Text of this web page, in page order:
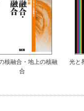
核融合・地上の核融
合
光と